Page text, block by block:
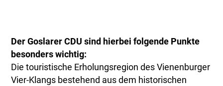
Der Goslarer CDU sind hierbei folgende Punkte
besonders wichtig:
Die touristische Erholungsregion des Vienenburger
Vier-Klangs bestehend aus dem historischen